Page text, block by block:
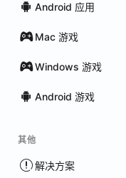
Android 应用
Mac 游戏
Windows 游戏
Android 游戏
其他
解决方案